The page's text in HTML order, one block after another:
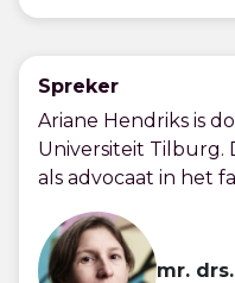
Spreker
Ariane Hendriks is
Universiteit Tilburg.
als advocaat in het
mr.